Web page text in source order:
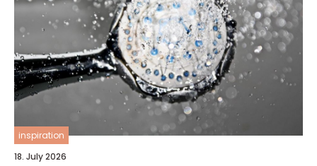
inspiration
18. July 2026